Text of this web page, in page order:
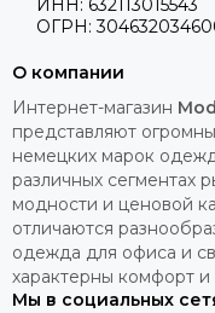
ИНН: 632113015543
ОГРН:
О компании
Интернет-магазин
представляют
немецких марок
различных сегментах
модности и ценовой
отличаются
одежда для офиса и
характерны комфорт и
Мы в социальных